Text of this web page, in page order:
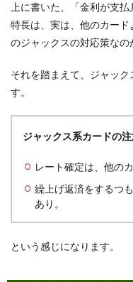
上に書いた、「金利が支
特長は、実は、他のカー
のジャックスの対応策なの
それを踏まえて、ジャッ
す。
ジャックス系カードの
レート確定は、他の
繰上げ返済をするつ
あり。
という感じになります。